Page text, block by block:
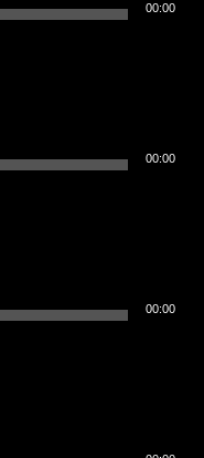
00:00
00:00
00:00